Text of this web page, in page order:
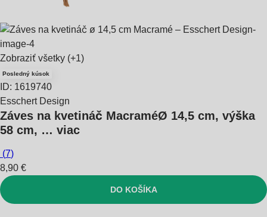
Zobraziť všetky (+1)
Posledný kúsok
ID: 1619740
Esschert Design
Záves na kvetináč MacraméØ 14,5 cm, výška
58 cm, … viac
(7)
8,90 €
DO KOŠÍKA